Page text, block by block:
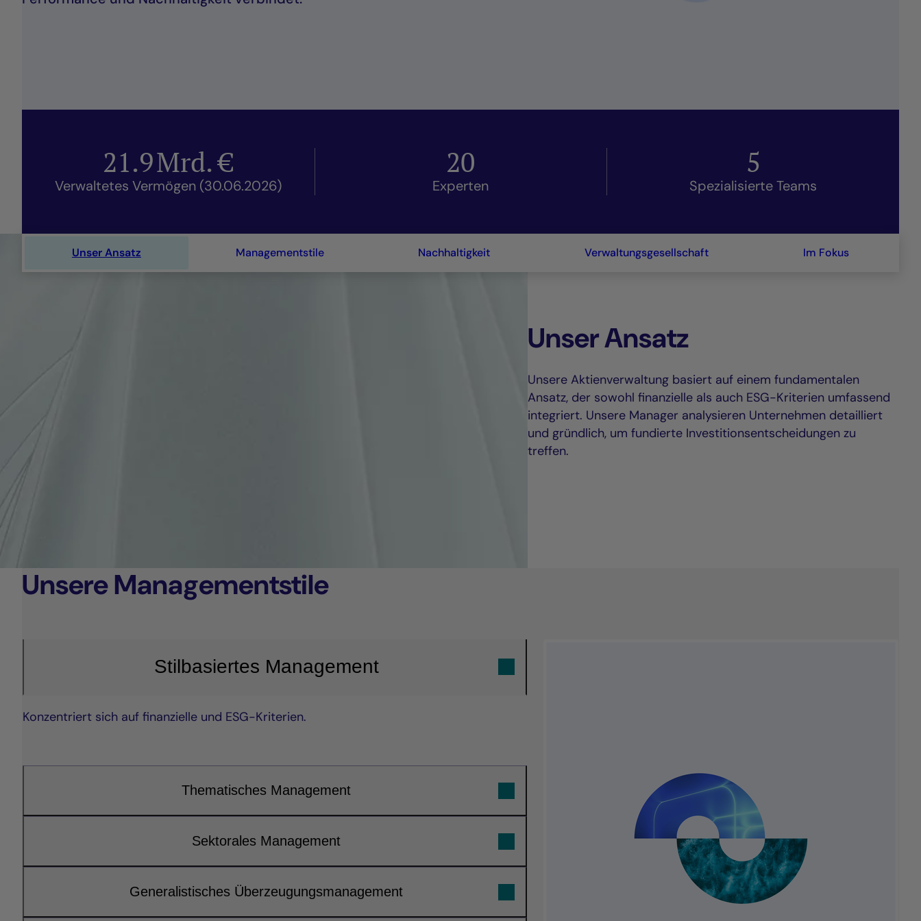
21.9Mrd. €
Verwaltetes Vermögen (30.06.2026)
20
Experten
5
Spezialisierte Teams
Unser Ansatz Managementstile Nachhaltigkeit Verwaltungsgesellschaft Im Fokus
Unser Ansatz
Unsere Aktienverwaltung basiert auf einem fundamentalen
Ansatz, der sowohl finanzielle als auch ESG-Kriterien umfassend
integriert. Unsere Manager analysieren Unternehmen detailliert
und gründlich, um fundierte Investitionsentscheidungen zu
treffen.
Unsere Managementstile
Stilbasiertes Management
Konzentriert sich auf finanzielle und ESG-Kriterien.
Thematisches Management
Sektorales Management
Generalistisches Überzeugungsmanagement